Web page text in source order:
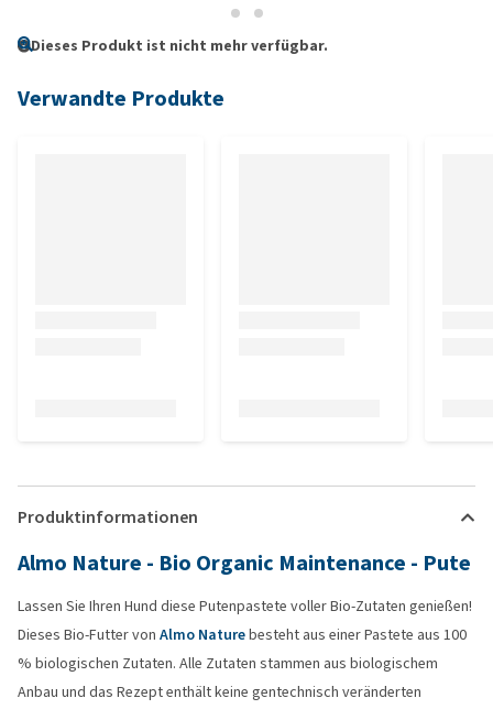
Dieses Produkt ist nicht mehr verfügbar.
Verwandte Produkte
Produktinformationen
Almo Nature - Bio Organic Maintenance - Pute
Lassen Sie Ihren Hund diese Putenpastete voller Bio-Zutaten genießen!
Dieses Bio-Futter von Almo Naturebesteht aus einer Pastete aus 100
% biologischen Zutaten. Alle Zutaten stammen aus biologischem
Anbau und das Rezept enthält keine gentechnisch veränderten